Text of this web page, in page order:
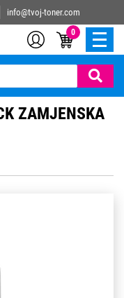
info@tvoj-toner.com
0
ZAMJENSKA